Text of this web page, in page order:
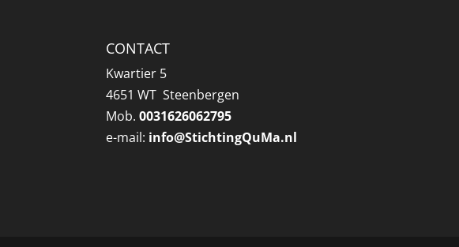
CONTACT
Kwartier 5
4651 WT Steenbergen
Mob.0031626062795
e-mail: info@StichtingQuMa.nl